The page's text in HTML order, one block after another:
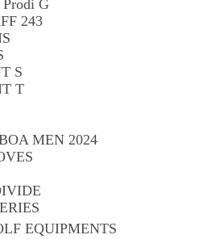
G
243
S
T
MEN 2024
EQUIPMENTS